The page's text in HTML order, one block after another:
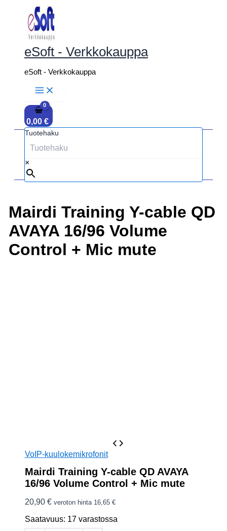
sisältöön
eSoft - Verkkokauppa
eSoft - Verkkokauppa
0,00 €
Tuotehaku
×
Mairdi Training Y-cable QD
AVAYA 16/96 Volume
Control + Mic mute
VoIP-kuulokemikrofonit
Mairdi Training Y-cable QD AVAYA
16/96 Volume Control + Mic mute
20,90 € veroton hinta 16,65 €
Saatavuus: 17 varastossa